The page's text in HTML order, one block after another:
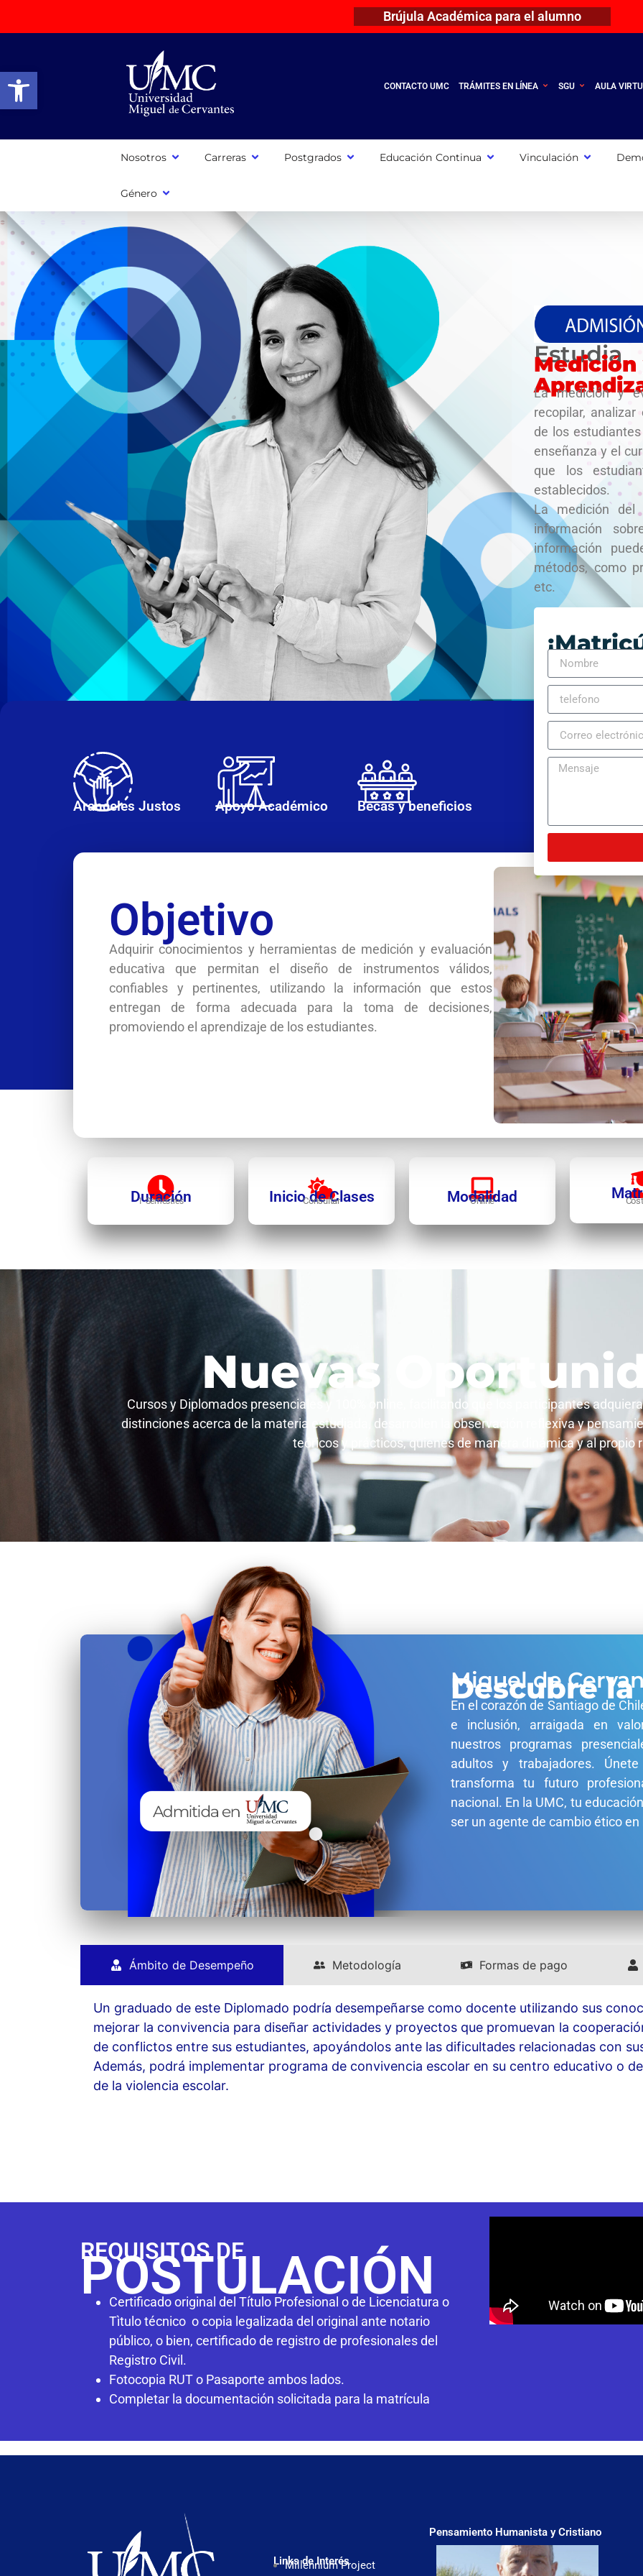
Abrir barra de herramientas
Brújula Académica para el alumno
CONTACTO UMC TRÁMITES EN LÍNEA SGU AULA
Nosotros Carreras Postgrados Educación Continua Vinculación
Género
Estudia
Medición
La medición y
recopilar,
de los
enseñanza y el
que los
establecidos.
La medición del
información
información
métodos, como
etc.
Aranceles Justos Apoyo Académico Becas y beneficios
Objetivo
Adquirir conocimientos y herramientas de medición y evaluación
educativa que permitan el diseño de instrumentos válidos,
confiables y pertinentes, utilizando la información que estos
entregan de forma adecuada para la toma de decisiones,
promoviendo el aprendizaje de los estudiantes.
Duración
1 Semestres Inicio de Clases
Consultar Modalidad
Online
Nuevas
Cursos y Diplomados presenciales y 100% online, facilitando que los participantes
distinciones acerca de la materia estudiada, desarrollen la observación reflexiva y
teóricos y prácticos, quienes de manera dinámica y al propio
Miguel de
Descubre
En el corazón de Santiago de
e inclusión, arraigada en
nuestros programas
adultos y trabajadores.
transforma tu futuro
nacional. En la UMC, tu
ser un agente de cambio ético en
Ámbito de Desempeño Metodología Formas de pago
Un graduado de este Diplomado podría desempeñarse como docente utilizando sus
mejorar la convivencia para diseñar actividades y proyectos que promuevan la
de conflictos entre sus estudiantes, apoyándolos ante las dificultades relacionadas con
Además, podrá implementar programa de convivencia escolar en su centro educativo o
de la violencia escolar.
REQUISITOS DE
POSTULACIÓN
Certificado original del Título Profesional o de Licenciatura o
Tìtulo técnico o copia legalizada del original ante notario
público, o bien, certificado de registro de profesionales del
Registro Civil.
Fotocopia RUT o Pasaporte ambos lados.
Completar la documentación solicitada para la matrícula
Links de Interés
Millennium Project
Pensamiento Humanista y Cristiano